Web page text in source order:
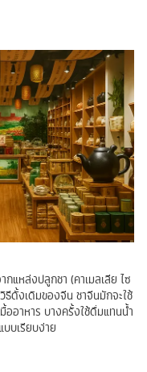
กแหล่งปลูกชา (คาเมลเลีย ไซ
ธีดั้งเดิมของจีน ชาจีนมักจะใช้
อาหาร บางครั้งใช้ดื่มแทนน้ำ
บเรียบง่าย